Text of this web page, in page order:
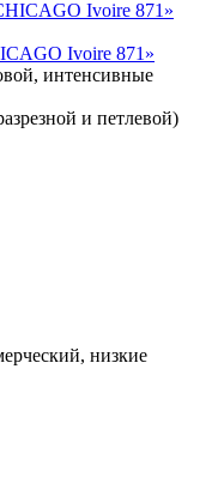
Ivoire 871»
интенсивные
и петлевой)
низкие